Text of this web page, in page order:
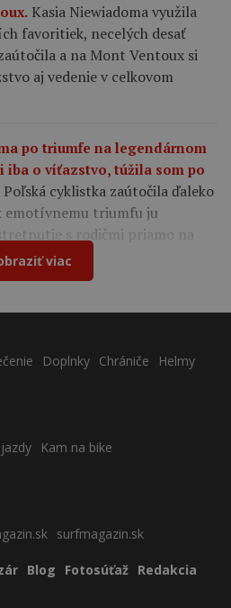
Kasia Niewiadoma využila
favoritiek, necelých desať
a na Mont Ventoux si
aj vedenie v celkovom
po triumfe na legendárnom
iba o víťazstvo, túžila som po
Poľská cyklistka zaútočila ďaleko
emotívnemu triumfu ju
s rodičmi priamo na
viac
Doplnky Chrániče
Helmy
Kam na bike
surfmagazin.sk
Blog Fotosúťaž Redakcia